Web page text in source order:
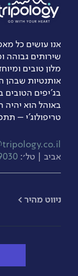
אנו עושים כל
שירותים גבוהה
מלון טובים
אותנטיות שבהן
בג’יפים
באוהל הוא יהיה
טריפולוג'י –
אביב | טל׳:
​ניווט מהיר >